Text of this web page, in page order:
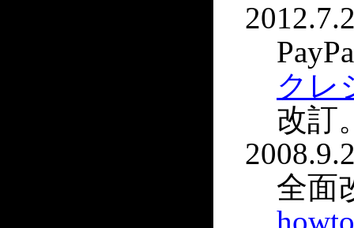
クレ
改訂
全面